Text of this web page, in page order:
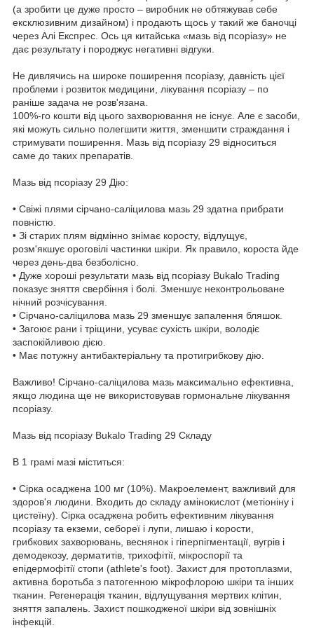
(а зробити це дуже просто – виробник не обтяжував себе
ексклюзивним дизайном) і продають щось у такий же баночці
через Алі Експрес. Ось ця китайська «мазь від псоріазу» не
дає результату і породжує негативні відгуки.
Не дивлячись на широке поширення псоріазу, давність цієї
проблеми і розвиток медицини, лікування псоріазу – по
раніше задача не розв'язана.
100%-го кошти від цього захворювання не існує. Але є засоби,
які можуть сильно полегшити життя, зменшити страждання і
стримувати поширення. Мазь від псоріазу 29 відноситься
саме до таких препаратів.
Мазь від псоріазу 29 Дію:
• Свіжі плями сірчано-саліцилова мазь 29 здатна прибрати
повністю.
• Зі старих плям відмінно знімає коросту, відлущує,
розм'якшує ороговілі частинки шкіри. Як правило, короста йде
через день-два безболісно.
• Дуже хороші результати мазь від псоріазу Bukalo Trading
показує зняття свербіння і болі. Зменшує неконтрольоване
нічний розчісування.
• Сірчано-саліцилова мазь 29 зменшує запалення бляшок.
• Загоює рани і тріщини, усуває сухість шкіри, володіє
заспокійливою дією.
• Має потужну антибактеріальну та протигрибкову дію.
Важливо! Сірчано-саліцилова мазь максимально ефективна,
якщо людина ще не використовував гормональне лікування
псоріазу.
Мазь від псоріазу Bukalo Trading 29 Складу
В 1 грамі мазі міститься:
• Сірка осаджена 100 мг (10%). Макроелемент, важливий для
здоров'я людини. Входить до складу амінокислот (метіоніну і
цистеїну). Сірка осаджена робить ефективним лікування
псоріазу та екземи, себореї і лупи, лишаю і корости,
грибкових захворювань, веснянок і гіперпігментації, вугрів і
демодекозу, дерматитів, трихофітії, мікроспорії та
епідермофітії стопи (athlete's foot). Захист для протоплазми,
активна боротьба з патогенною мікрофлорою шкіри та інших
тканин. Регенерація тканин, відлущування мертвих клітин,
зняття запалень. Захист пошкодженої шкіри від зовнішніх
інфекцій.